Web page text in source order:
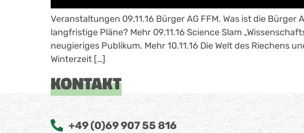
Veranstaltungen 09.11.16 Bürger AG FFM. Was ist die
langfristige Pläne? Mehr 09.11.16 Science Slam
neugieriges Publikum. Mehr 10.11.16 Die Welt des
Winterzeit […]
KONTAKT
+49 (0)69 907 55 816